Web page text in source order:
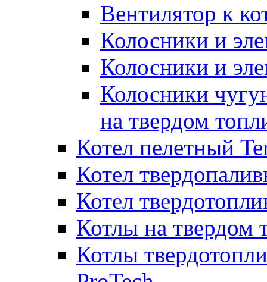
Вентилятор к
Колосники и
Колосники и
Колосники
на твердом
Котел пелетный
Котел
Котел
Котлы на твердом
Котлы